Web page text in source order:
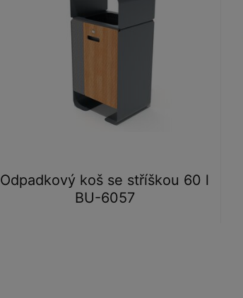
Odpadkový koš se stříškou 60 l
BU-6057